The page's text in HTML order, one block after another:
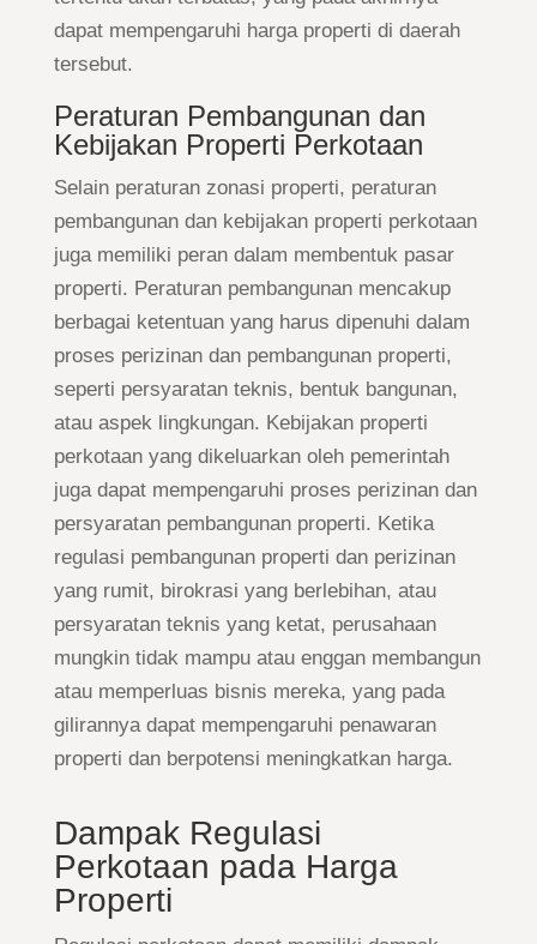
dapat mempengaruhi harga properti di daerah
tersebut.
Peraturan Pembangunan dan
Kebijakan Properti Perkotaan
Selain peraturan zonasi properti, peraturan
pembangunan dan kebijakan properti perkotaan
juga memiliki peran dalam membentuk pasar
properti. Peraturan pembangunan mencakup
berbagai ketentuan yang harus dipenuhi dalam
proses perizinan dan pembangunan properti,
seperti persyaratan teknis, bentuk bangunan,
atau aspek lingkungan. Kebijakan properti
perkotaan yang dikeluarkan oleh pemerintah
juga dapat mempengaruhi proses perizinan dan
persyaratan pembangunan properti. Ketika
regulasi pembangunan properti dan perizinan
yang rumit, birokrasi yang berlebihan, atau
persyaratan teknis yang ketat, perusahaan
mungkin tidak mampu atau enggan membangun
atau memperluas bisnis mereka, yang pada
gilirannya dapat mempengaruhi penawaran
properti dan berpotensi meningkatkan harga.
Dampak Regulasi
Perkotaan pada Harga
Properti